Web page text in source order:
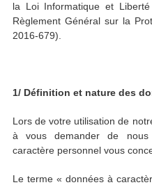
la Loi Informatique et
Règlement Général sur la
2016-679).
1/ Définition et nature des
Lors de votre utilisation de
à vous demander de nous
caractère personnel vous
Le terme « données à